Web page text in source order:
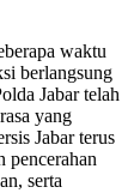
waktu
berlangsung
Jabar telah
yang
Jabar terus
pencerahan
serta